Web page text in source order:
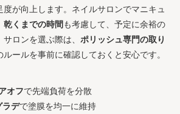
度が向上します。ネイルサロンでマニキュ
乾くまでの時間 も考慮して、予定に余裕の
ロンを選ぶ際は、 ポリッシュ専門の取り
ルールを事前に確認しておくと安心です。
オフで先端負荷を分散
ラデで塗膜を均一に維持